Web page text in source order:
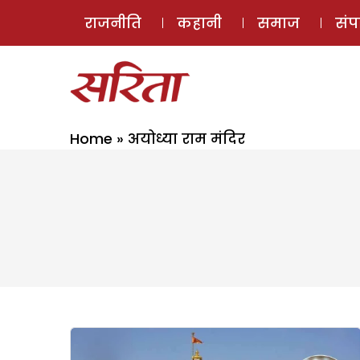
राजनीति कहानी समाज
Home » अयोध्या राम मंदिर